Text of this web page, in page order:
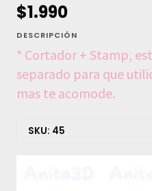
$1.990
DESCRIPCIÓN
* Cortador + Stamp,
separado para que
mas te acomode.
SKU: 45